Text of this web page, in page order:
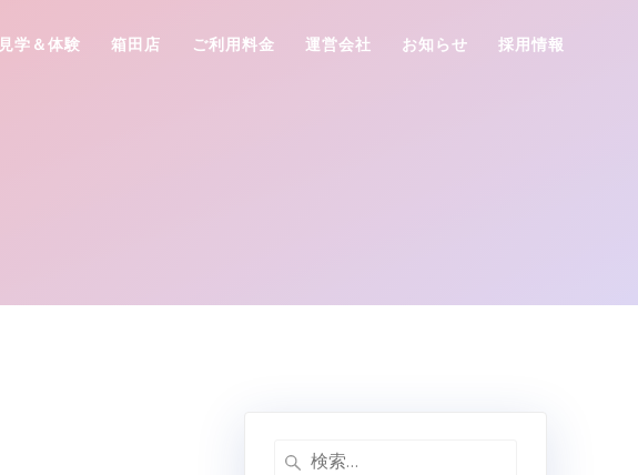
見学＆体験 箱田店 ご利用料金 運営会社 お知らせ 採用情報
検